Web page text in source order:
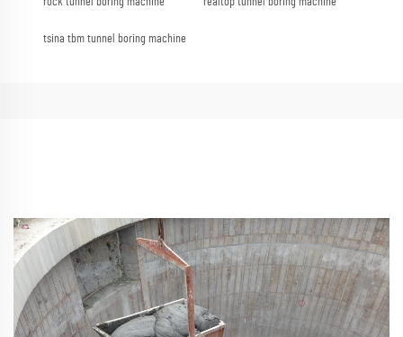
tsina tbm tunnel boring machine